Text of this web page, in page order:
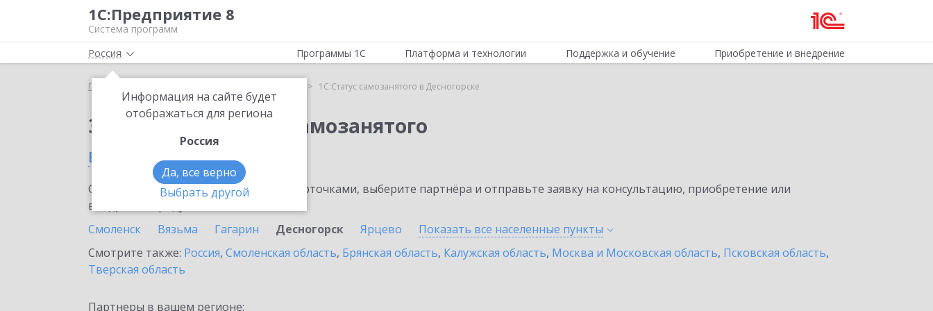
1С:Предприятие 8
Система программ
Россия
Информация на сайте будет
отображаться для региона
Россия
Да, все верно
Выбрать другой
Программы 1С Платформа и технологии Поддержка и обучение Приобретение и внедрение
Главная 1С:Статус самозанятого в Десногорске
Заказать 1С:Статус самозанятого
в Десногорске
Ознакомьтесь с информационными карточками, выберите партнёра и отправьте заявку на консультацию, приобретение или
внедрение продукта.
Смоленск
Вязьма Гагарин Десногорск Ярцево Показать все населенные пункты
Смотрите также: Россия, Смоленская область, Брянская область, Калужская область, Москва и Московская область, Псковская область,
Тверская область
Партнеры в вашем регионе: